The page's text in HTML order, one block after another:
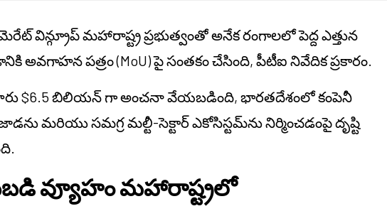
విన్గ్రూప్ మహారాష్ట్ర ప్రభుత్వంతో అనేక రంగాలలో పెద్ద ఎత్తున
అవగాహన పత్రం (MoU) పై సంతకం చేసింది, పీటీఐ నివేదిక ప్రకారం.
$6.5 బిలియన్ గా అంచనా వేయబడింది, భారతదేశంలో కంపెనీ
మరియు సమగ్ర మల్టీ-సెక్టార్ ఎకోసిస్టమ్‌ను నిర్మించడంపై దృష్టి
వ్యూహం మహారాష్ట్రలో